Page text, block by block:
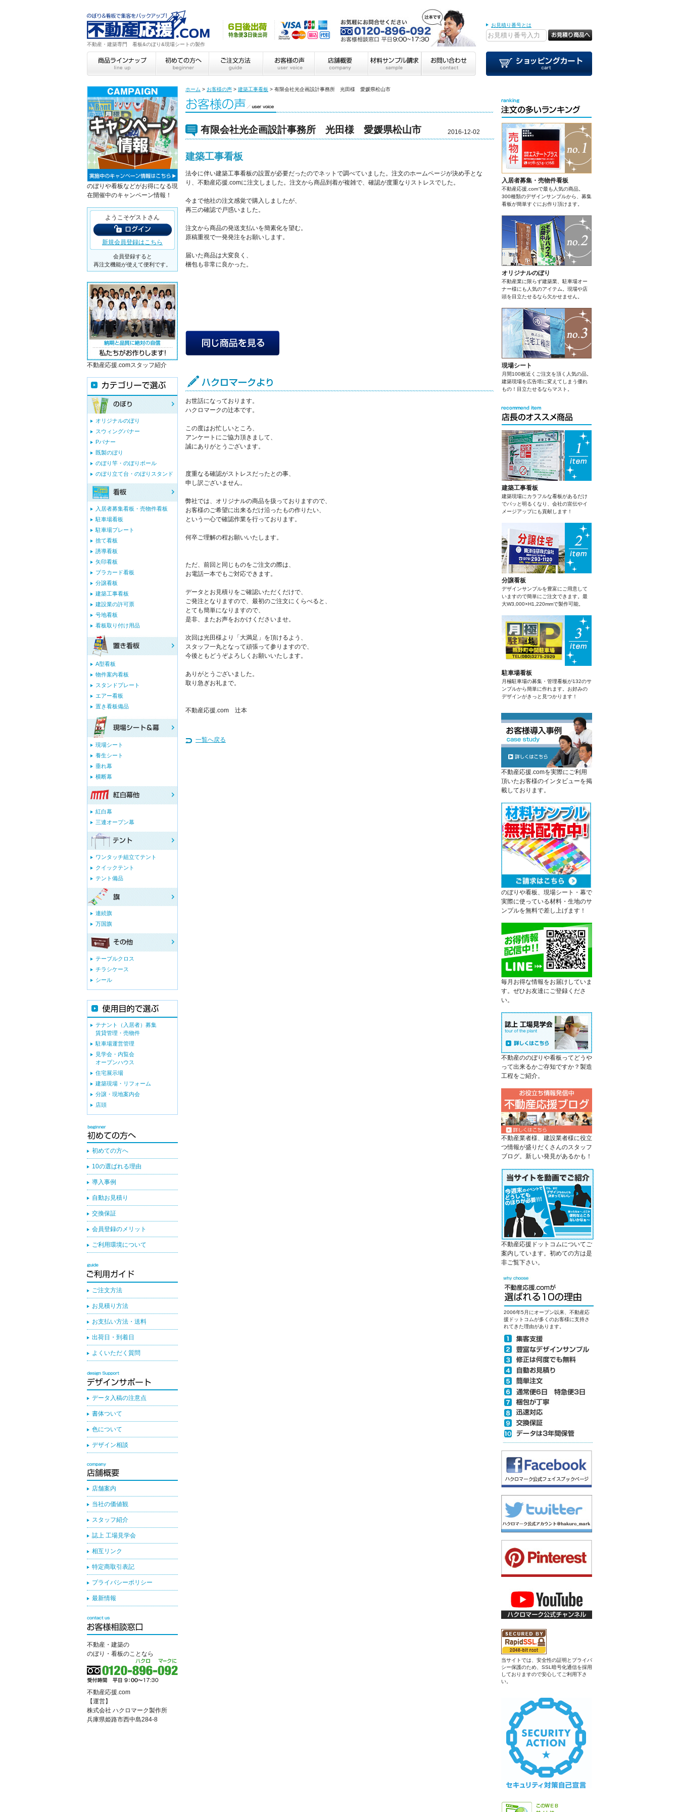
不動産・建築専門 看板&のぼり&現場シートの製作
お見積り番号とは
ホーム > お客様の声 > 建築工事看板 > 有限会社光企画設計事務所 光田様 愛媛県松山市
有限会社光企画設計事務所 光田様 愛媛県松山市 2016-12-02
建築工事看板
法令に伴い建築工事看板の設置が必要だったのでネットで調べていました。注文のホームページが決め手とな
り、不動産応援.comに注文しました。注文から商品到着が複雑で、確認が度重なりストレスでした。
今まで他社の注文感覚で購入しましたが、
再三の確認で戸惑いました。
注文から商品の発送支払いを簡素化を望む。
原稿重視で一発発注をお願いします。
届いた商品は大変良く、
梱包も非常に良かった。
お世話になっております。
ハクロマークの辻本です。
この度はお忙しいところ、
アンケートにご協力頂きまして、
誠にありがとうございます。
度重なる確認がストレスだったとの事、
申し訳ございません。
弊社では、オリジナルの商品を扱っておりますので、
お客様のご希望に出来るだけ沿ったもの作りたい、
という一心で確認作業を行っております。
何卒ご理解の程お願いいたします。
ただ、前回と同じものをご注文の際は、
お電話一本でもご対応できます。
データとお見積りをご確認いただくだけで、
ご発注となりますので、最初のご注文にくらべると、
とても簡単になりますので、
是非、またお声をおかけくださいませ。
次回は光田様より「大満足」を頂けるよう、
スタッフ一丸となって頑張って参りますので、
今後ともどうぞよろしくお願いいたします。
ありがとうございました。
取り急ぎお礼まで。
不動産応援.com 辻本
一覧へ戻る
入居者募集・売物件看板
不動産応援.comで最も人気の商品。
300種類のデザインサンプルから、募集
看板が簡単すぐにお作り頂けます。
オリジナルのぼり
不動産業に限らず建築業、駐車場オー
ナー様にも人気のアイテム。現場や店
頭を目立たせるなら欠かせません。
現場シート
月間100枚近くご注文を頂く人気の品。
建築現場を広告塔に変えてしまう優れ
もの！目立たせるならマスト。
建築工事看板
建築現場にカラフルな看板があるだけ
でパッと明るくなり、会社の宣伝やイ
メージアップにも貢献します！
分譲看板
デザインサンプルを豊富にご用意して
いますので簡単にご注文できます。最
大W3,000×H1,220mmで製作可能。
駐車場看板
月極駐車場の募集・管理看板が132のサ
ンプルから簡単に作れます。お好みの
デザインがきっと見つかります！
不動産応援.comを実際にご利用
頂いたお客様のインタビューを掲
載しております。
のぼりや看板、現場シート・幕で
実際に使っている材料・生地のサ
ンプルを無料で差し上げます！
毎月お得な情報をお届けしていま
す。ぜひお友達にご登録くださ
い。
不動産ののぼりや看板ってどうや
って出来るかご存知ですか？製造
工程をご紹介。
不動産業者様、建設業者様に役立
つ情報が盛りだくさんのスタッフ
ブログ。新しい発見があるかも！
不動産応援ドットコムについてご
案内しています。初めての方は是
非ご覧下さい。
2006年5月にオープン以来、不動産応
援ドットコムが多くのお客様に支持さ
れてきた理由があります。
当サイトでは、安全性の証明とプライバ
シー保護のため、SSL暗号化通信を採用
しておりますので安心してご利用下さ
い。
のぼりや看板などがお得になる現
在開催中のキャンペーン情報！
ようこそゲストさん
新規会員登録はこちら
会員登録すると
再注文機能が使えて便利です。
不動産応援.comスタッフ紹介
オリジナルのぼり
スウィングバナー
Pバナー
既製のぼり
のぼり竿・のぼりポール
のぼり立て台・のぼりスタンド
入居者募集看板・売物件看板
駐車場看板
駐車場プレート
捨て看板
誘導看板
矢印看板
プラカード看板
分譲看板
建築工事看板
建設業の許可票
号地看板
看板取り付け用品
A型看板
物件案内看板
スタンドプレート
エアー看板
置き看板備品
現場シート
養生シート
垂れ幕
横断幕
紅白幕
三連オープン幕
ワンタッチ組立てテント
クイックテント
テント備品
連続旗
万国旗
テーブルクロス
チラシケース
シール
テナント（入居者）募集
賃貸管理・売物件
駐車場運営管理
見学会・内覧会
オープンハウス
住宅展示場
建築現場・リフォーム
分譲・現地案内会
店頭
初めての方へ
10の選ばれる理由
導入事例
自動お見積り
交換保証
会員登録のメリット
ご利用環境について
ご注文方法
お見積り方法
お支払い方法・送料
出荷日・到着日
よくいただく質問
データ入稿の注意点
書体ついて
色について
デザイン相談
店舗案内
当社の価値観
スタッフ紹介
誌上 工場見学会
相互リンク
特定商取引表記
プライバシーポリシー
最新情報
不動産・建築の
のぼり・看板のことなら
不動産応援.com
【運営】
株式会社 ハクロマーク製作所
兵庫県姫路市西中島284-8